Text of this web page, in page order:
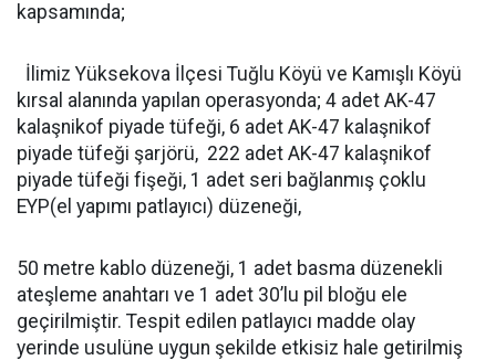
kapsamında;
İlimiz Yüksekova İlçesi Tuğlu Köyü ve Kamışlı Köyü
kırsal alanında yapılan operasyonda; 4 adet AK-47
kalaşnikof piyade tüfeği, 6 adet AK-47 kalaşnikof
piyade tüfeği şarjörü, 222 adet AK-47 kalaşnikof
piyade tüfeği fişeği, 1 adet seri bağlanmış çoklu
EYP(el yapımı patlayıcı) düzeneği,
50 metre kablo düzeneği, 1 adet basma düzenekli
ateşleme anahtarı ve 1 adet 30’lu pil bloğu ele
geçirilmiştir. Tespit edilen patlayıcı madde olay
yerinde usulüne uygun şekilde etkisiz hale getirilmiş